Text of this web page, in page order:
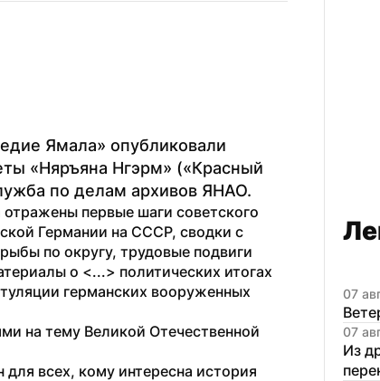
Ямала» опубликовали
«Няръяна Нгэрм» («Красный
по делам архивов ЯНАО.
первые шаги советского
Германии на СССР, сводки с
по округу, трудовые подвиги
о <...> политических итогах
германских вооруженных
на тему Великой Отечественной
всех, кому интересна история
07
07
Из